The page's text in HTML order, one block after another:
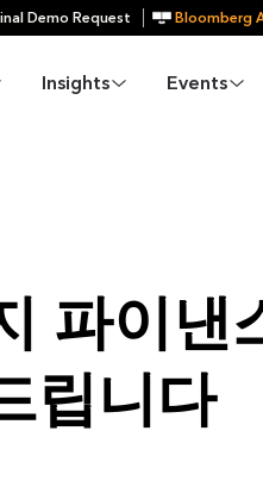
Demo Request Bloomberg
Insights Events
파이낸
립니다